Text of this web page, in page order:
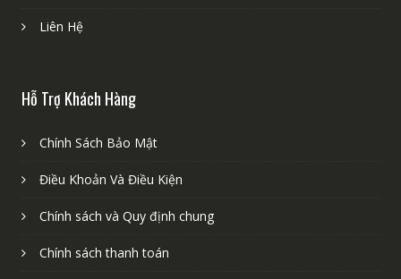
Liên Hệ
Hỗ Trợ Khách Hàng
Chính Sách Bảo Mật
Điều Khoản Và Điều Kiện
Chính sách và Quy định chung
Chính sách thanh toán